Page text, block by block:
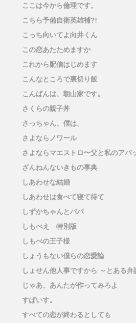
ここは今から倫理です。
こちら予備自衛英雄補?!
こっち向いてよ向井くん
この恋あたためますか
これから配信はじめます
こんなところで裏切り飯
こんばんは、朝山家です。
さくらの親子丼
さっちゃん、僕は。
さよならノワール
さよならマエストロ〜父と私のアパ
ざんねんないきもの事典
しあわせな結婚
しあわせは食べて寝て待て
しずかちゃんとパパ
しもべえ 特別版
しもべの王子様
しょうもない僕らの恋愛論
しょせん他人事ですから ～とある
じゃあ、あんたが作ってみろよ
すぱいす。
すべての恋が終わるとしても